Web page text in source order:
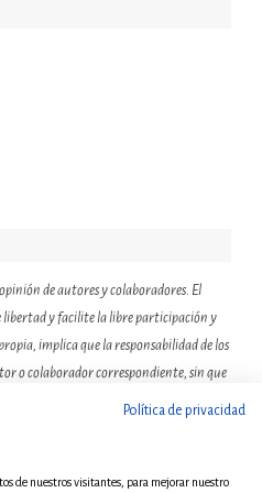
de autores y colaboradores. El
libertad y facilite la libre participación y
implica que la responsabilidad de los
o colaborador correspondiente, sin que
la comunidad de Fiscalblog asuman o
Política de privacidad
de nuestros visitantes, para mejorar nuestro